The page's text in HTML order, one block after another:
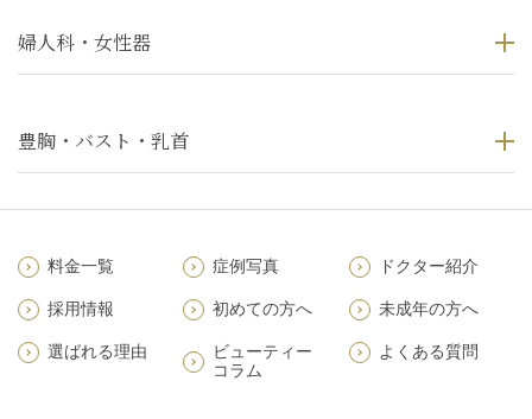
婦人科・女性器
豊胸・バスト・乳首
料金一覧 症例写真 ドクター紹介
採用情報 初めての方へ 未成年の方へ
選ばれる理由
ビューティー
コラム
よくある質問